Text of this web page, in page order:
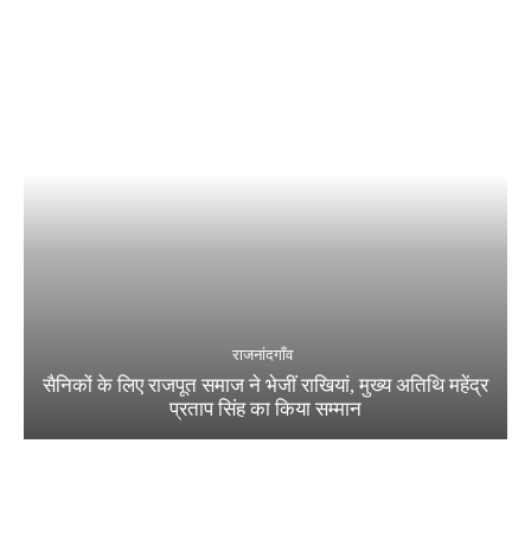
राजनांदगाँव
सैनिकों के लिए राजपूत समाज ने भेजीं राखियां, मुख्य अतिथि महेंद्र
प्रताप सिंह का किया सम्मान